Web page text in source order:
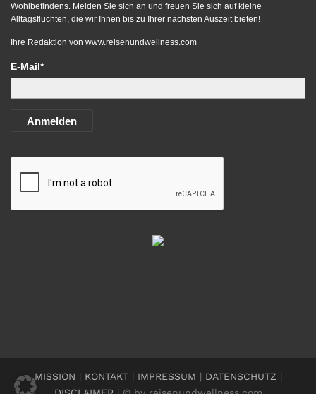
Wohlbefindens. Melden Sie sich an und freuen Sie sich auf kleine
Alltagsfluchten, die wir Ihnen bis zu Ihrer nächsten Auszeit bieten!
Ihre Redaktion von www.reisenundwellness.com
E-Mail*
Anmelden
MISSION | KONTAKT| IMPRESSUM | DATENSCHUTZ |